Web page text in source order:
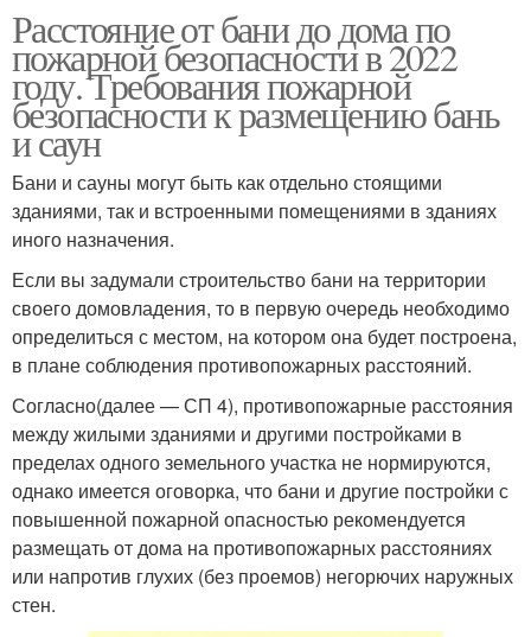
Расстояние от бани до дома по
пожарной безопасности в 2022
году. Требования пожарной
безопасности к размещению бань
и саун
Бани и сауны могут быть как отдельно стоящими
зданиями, так и встроенными помещениями в зданиях
иного назначения.
Если вы задумали строительство бани на территории
своего домовладения, то в первую очередь необходимо
определиться с местом, на котором она будет построена,
в плане соблюдения противопожарных расстояний.
Согласно(далее — СП 4), противопожарные расстояния
между жилыми зданиями и другими постройками в
пределах одного земельного участка не нормируются,
однако имеется оговорка, что бани и другие постройки с
повышенной пожарной опасностью рекомендуется
размещать от дома на противопожарных расстояниях
или напротив глухих (без проемов) негорючих наружных
стен.